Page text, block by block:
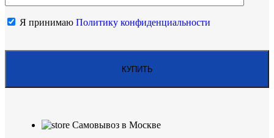
Я принимаю Политику конфиденциальности
Самовывоз в Москве